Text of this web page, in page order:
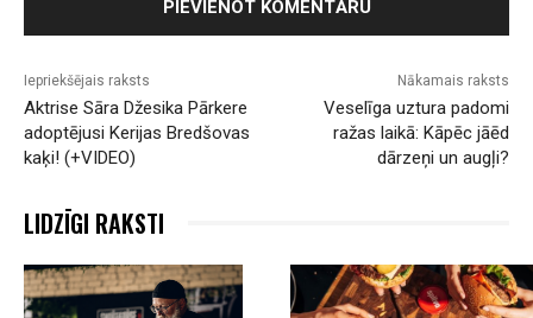
Iepriekšējais raksts
Aktrise Sāra Džesika Pārkere
adoptējusi Kerijas Bredšovas
kaķi! (+VIDEO)
Nākamais raksts
Veselīga uztura padomi
ražas laikā: Kāpēc jāēd
dārzeņi un augļi?
LIDZĪGI RAKSTI